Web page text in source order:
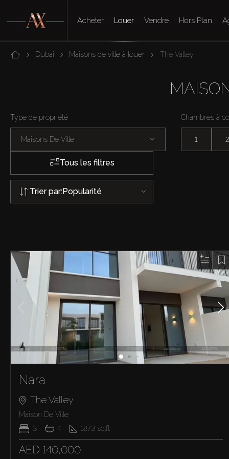
Acheter Louer Vendre Hors Plan
Dubai Maisons de ville à louer The Valley
Type de propriété
Maisons De Ville
Chambres à
1 2
Tous les filtres
Trier par:Popularité
Nara
The Valley
Maison De Ville
3
4 1873 sq.ft
AED 140,000